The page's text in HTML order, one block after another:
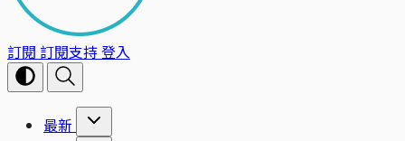
訂閱 訂閱支持登入
最新